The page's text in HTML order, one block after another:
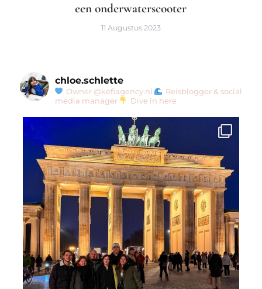
een onderwaterscooter
11 Augustus 2023
chloe.schlette
Owner @kefiagency.nl
Reisblogger & social
media manager
Dive in here